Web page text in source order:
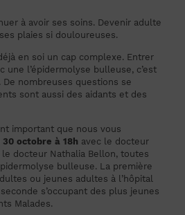
à avoir ses soins. Devenir adulte
plaies si douloureuses.
en soi un cap complexe. Entrer
une l’épidermolyse bulleuse, c’est
nombreuses questions se
sont aussi des aidants et des
important que nous vous
30 octobre à 18h avec le docteur
docteur Nathalia Bellon, toutes
bulleuse. La première
ou jeunes adultes à l’hôpital
s’occupant des plus jeunes
Malades.